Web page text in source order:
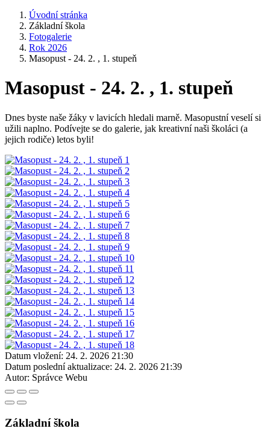
Úvodní stránka
Základní škola
Fotogalerie
Rok 2026
Masopust - 24. 2. , 1. stupeň
Masopust - 24. 2. , 1. stupeň
Dnes byste naše žáky v lavicích hledali marně. Masopustní veselí si
užili naplno. Podívejte se do galerie, jak kreativní naši školáci (a
jejich rodiče) letos byli!
Datum vložení: 24. 2. 2026 21:30
Datum poslední aktualizace: 24. 2. 2026 21:39
Autor: Správce Webu
Základní škola